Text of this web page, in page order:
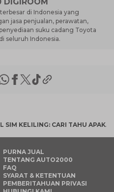
di Indonesia yang
jasa penjualan, perawatan,
suku cadang Toyota
seluruh Indonesia.
SIM KELILING: CARI TAHU
PURNA JUAL
TENTANG AUTO2000
FAQ
SYARAT & KETENTUAN
PEMBERITAHUAN PRIVASI